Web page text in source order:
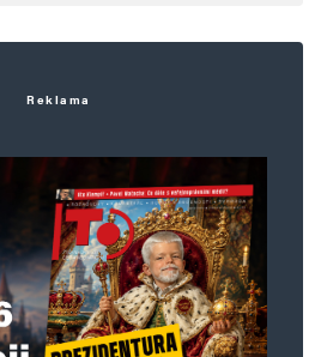
pod kuřákem
„hnojit“ prasečí kejdou
to obhajovat
smrdění?
Reklama